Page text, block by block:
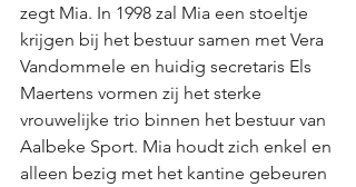
zegt Mia. In 1998 zal Mia een stoeltje
krijgen bij het bestuur samen met Vera
Vandommele en huidig secretaris Els
Maertens vormen zij het sterke
vrouwelijke trio binnen het bestuur van
Aalbeke Sport. Mia houdt zich enkel en
alleen bezig met het kantine gebeuren